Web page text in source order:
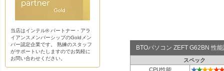
BTOパソコン ZEFT G62BN 性
スペック
CPU性能
当店はインテル® パートナー・アラ
イアンスメンバーシップのGoldメン
バー認定企業です。 熟練のスタッフ
がサポートいたしますのでお気軽に
お問い合わせください。